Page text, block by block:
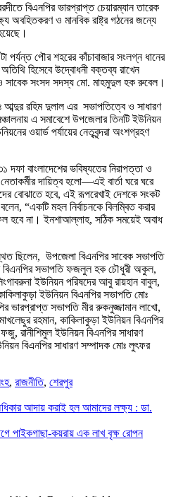
বিএনপির ভারপ্রাপ্ত চেয়ারম্যান তারেক
অবহিতকরণ ও মানবিক রাষ্ট্র গঠনের জন্যে
পর্যন্ত পৌর শহরের কাঁচাবাজার সংলগ্ন ধানের
হিসেবে উদ্বোধনী বক্তব্য রাখেন
ও সাবেক সংসদ সদস্য মো. মাহমুদুল হক রুবেল।
আব্দুর রহিম দুলাল এর সভাপতিত্বে ও সাধারণ
এ সমাবেশে উপজেলার তিনটি ইউনিয়ন
ওয়ার্ড পর্যায়ের নেতৃবৃন্দরা অংশগ্রহণ
বাংলাদেশের ভবিষ্যতের নিরাপত্তা ও
দায়িত্ব হলো—এই বার্তা ঘরে ঘরে
বোঝাতে হবে, এই রূপরেখাই দেশকে সংকট
“একটি মহল নির্বাচনকে বিলম্বিত করার
হবে না। ইনশাআল্লাহ, সঠিক সময়েই অবাধ
ছিলেন, উপজেলা বিএনপির সাবেক সভাপতি
বিএনপির সভাপতি ফজলুল হক চৌধুরী অকুল,
ইউনিয়ন পরিষদের আবু রায়হান বাবুল,
ইউনিয়ন বিএনপির সভাপতি মোঃ
ভারপ্রাপ্ত সভাপতি মীর রুকনুজ্জামান লাখো,
রহমান, কাকিলাকুড়া ইউনিয়ন বিএনপির
রানীশিমুল ইউনিয়ন বিএনপির সাধারণ
বিএনপির সাধারণ সম্পাদক মোঃ লুৎফর
, রাজনীতি, শেরপুর
আদায় করাই হল আমাদের লক্ষ্য : ডা.
পাইকগাছা-কয়রায় এক লাখ বৃক্ষ রোপন